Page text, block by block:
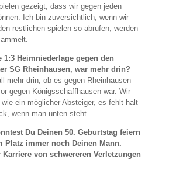
gezeigt, dass wir gegen jeden
Ich bin zuversichtlich, wenn wir
restlichen spielen so abrufen, werden
1:3 Heimniederlage gegen den
SG Rheinhausen, war mehr drin?
mehr drin, ob es gegen Rheinhausen
gegen Königsschaffhausen war. Wir
ein möglicher Absteiger, es fehlt halt
wenn man unten steht.
Du Deinen 50. Geburtstag feiern
Platz immer noch Deinen Mann.
von schwereren Verletzungen